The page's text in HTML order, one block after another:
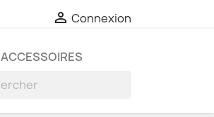
 Connexion
ACCESSOIRES